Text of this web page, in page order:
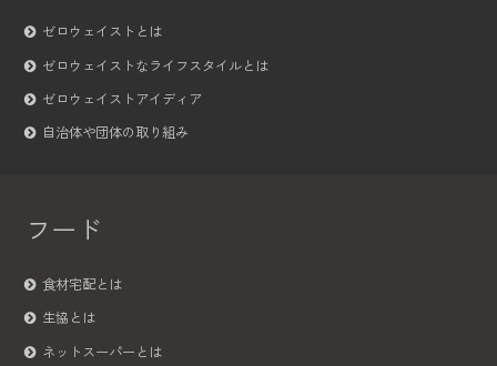
ゼロウェイストとは
ゼロウェイストなライフスタイルとは
ゼロウェイストアイディア
自治体や団体の取り組み
フード
食材宅配とは
生協とは
ネットスーパーとは